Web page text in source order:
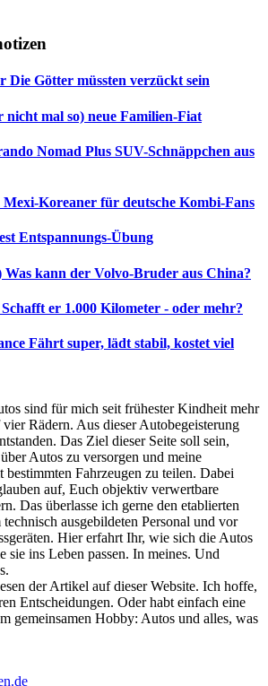
Die Götter müssten verzückt sein
nicht mal so) neue Familien-Fiat
Nomad Plus SUV-Schnäppchen aus
Mexi-Koreaner für deutsche Kombi-Fans
Entspannungs-Übung
Was kann der Volvo-Bruder aus China?
Schafft er 1.000 Kilometer - oder mehr?
Fährt super, lädt stabil, kostet viel
sind für mich seit frühester Kindheit mehr
Rädern. Aus dieser Autobegeisterung
Das Ziel dieser Seite soll sein,
Autos zu versorgen und meine
Fahrzeugen zu teilen. Dabei
auf, Euch objektiv verwertbare
Das überlasse ich gerne den etablierten
ausgebildeten Personal und vor
Hier erfahrt Ihr, wie sich die Autos
sie ins Leben passen. In meines. Und
der Artikel auf dieser Website. Ich hoffe,
Entscheidungen. Oder habt einfach eine
gemeinsamen Hobby: Autos und alles, was